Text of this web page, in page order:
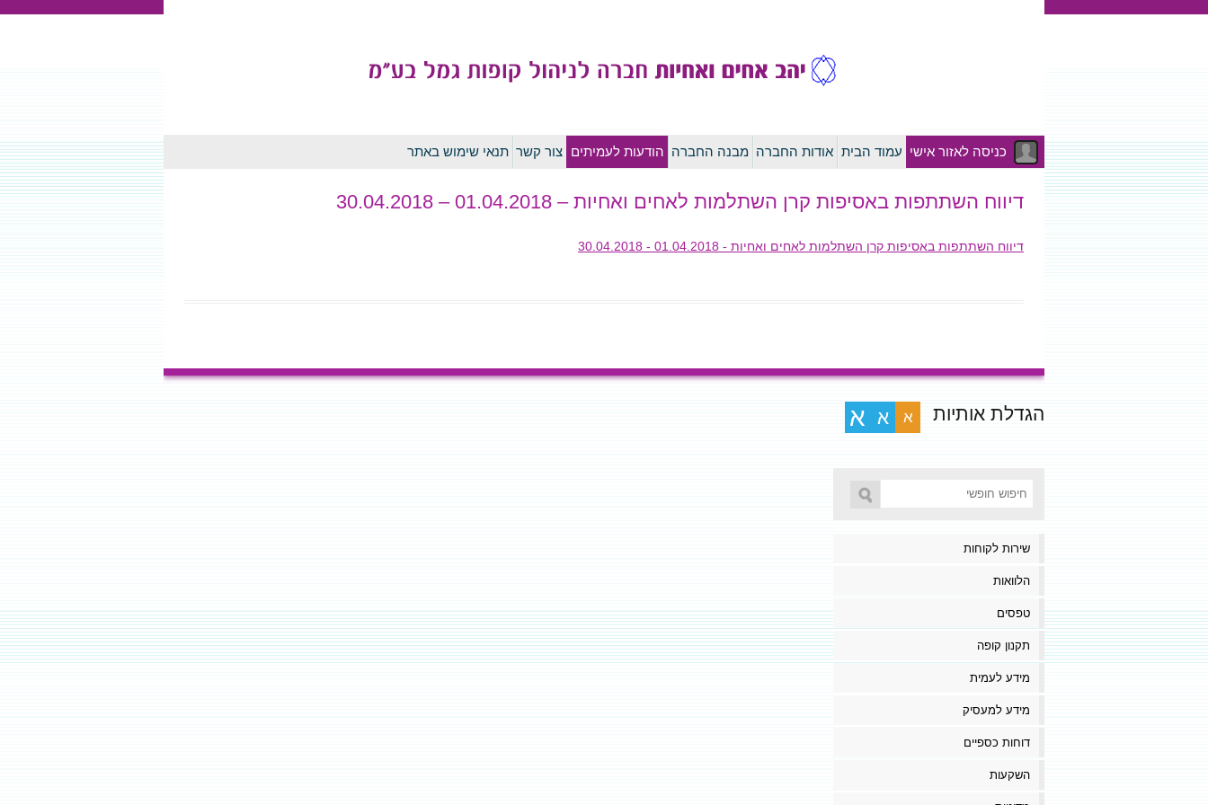
לדלג
לתוכן
כניסה לאזור אישי עמוד הבית אודות החברה מבנה החברה הודעות לעמיתים צור קשר תנאי שימוש באתר
דיווח השתתפות באסיפות קרן השתלמות לאחים ואחיות – 01.04.2018 – 30.04.2018
דיווח השתתפות באסיפות קרן השתלמות לאחים ואחיות - 01.04.2018 - 30.04.2018
הגדלת אותיות א א א
שירות לקוחות
הלוואות
טפסים
תקנון קופה
מידע לעמית
מידע למעסיק
דוחות כספיים
השקעות